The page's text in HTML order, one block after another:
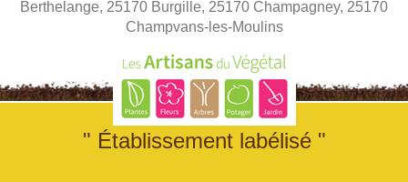
Berthelange, 25170 Burgille, 25170 Champagney, 25170
Champvans-les-Moulins
" Établissement labélisé "